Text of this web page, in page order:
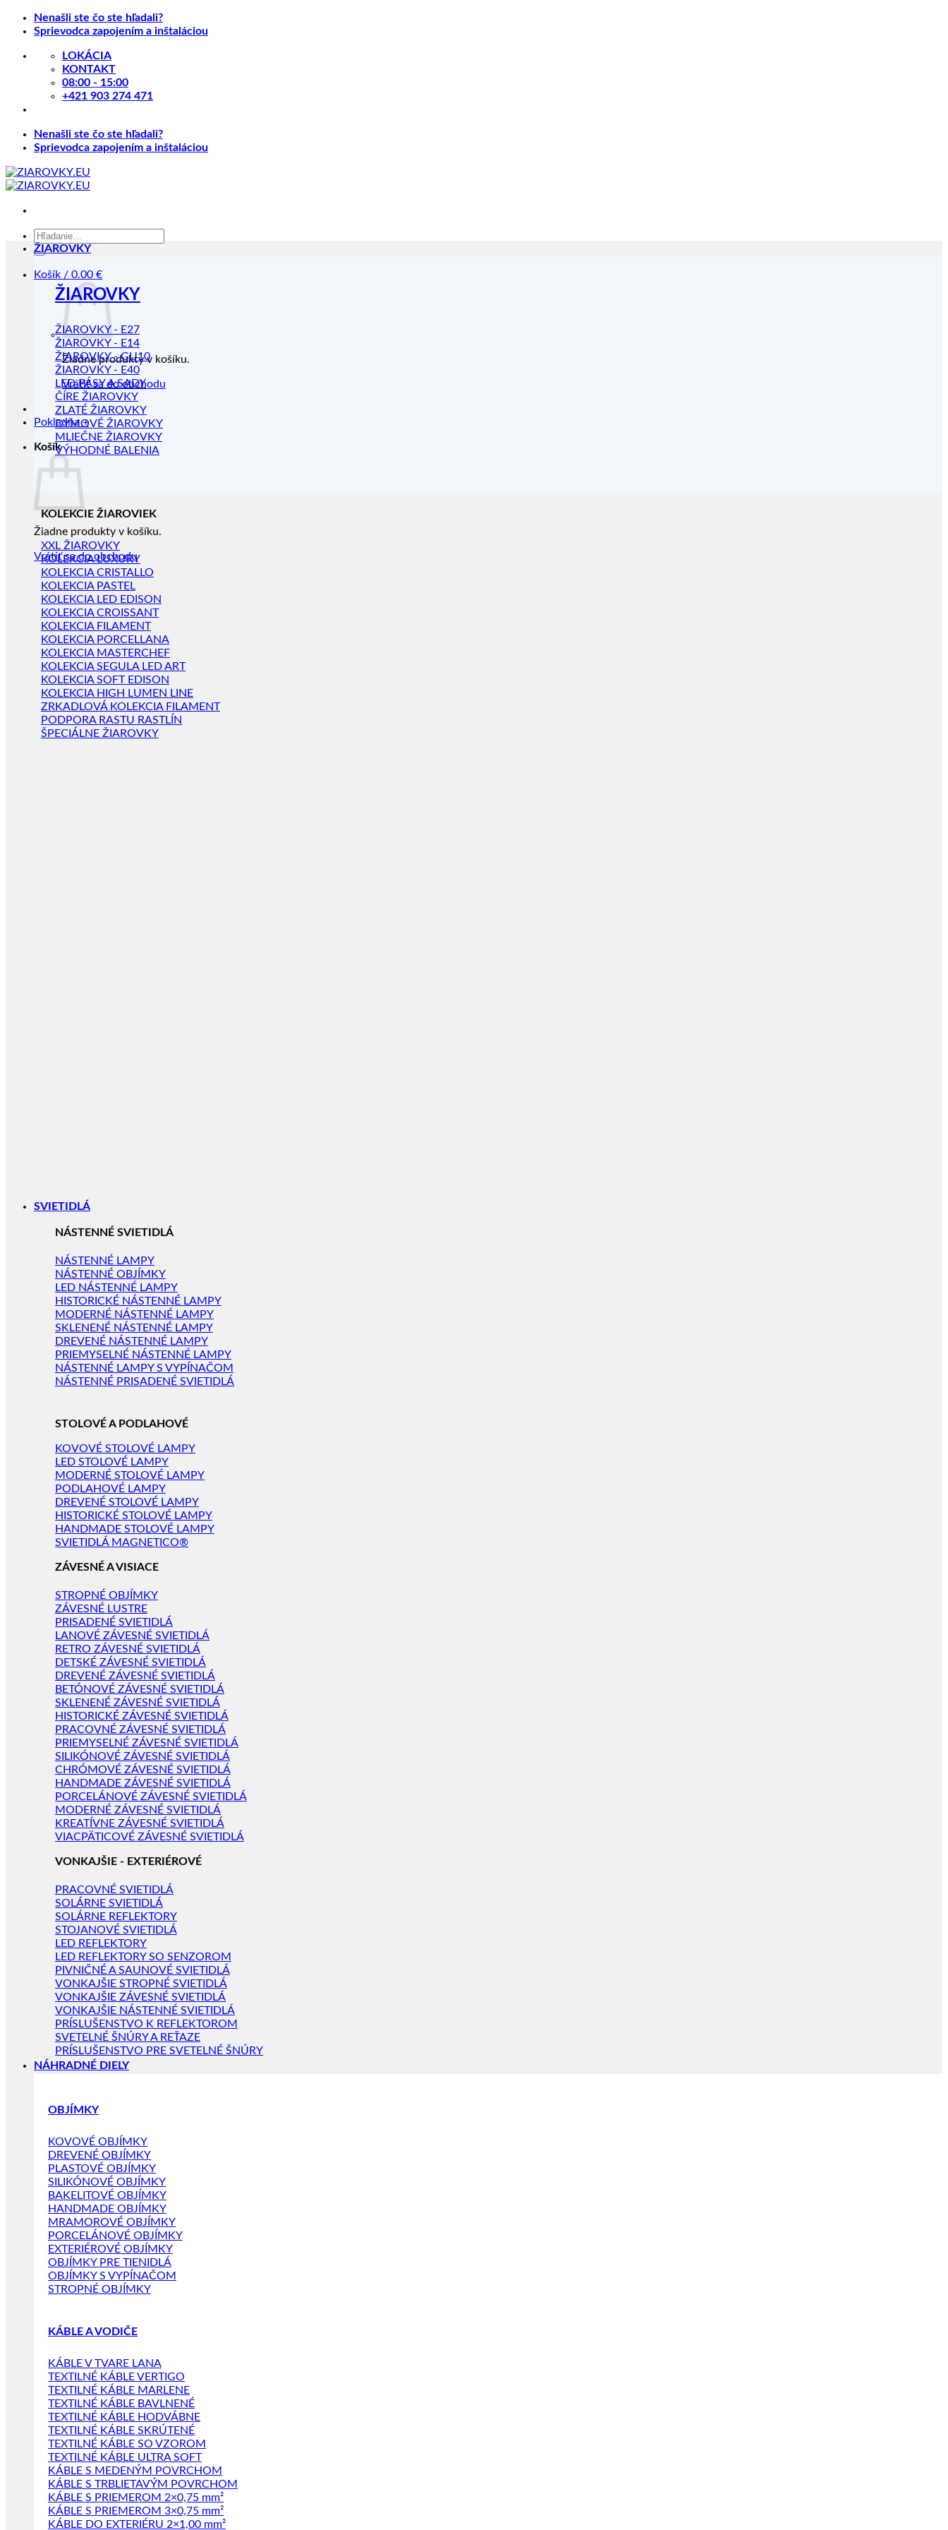
Skip
Nenašli ste čo ste hľadali?
Sprievodca zapojením a inštaláciou
LOKÁCIA
KONTAKT
08:00 - 15:00
+421 903 274 471
Nenašli ste čo ste hľadali?
Sprievodca zapojením a inštaláciou
Hľadať:
Košík / 0.00 €
Žiadne produkty v košíku.
Vrátiť sa do obchodu
Pokladňa +
Košík
Žiadne produkty v košíku.
Vrátiť sa do obchodu
ŽIAROVKY
ŽIAROVKY
ŽIAROVKY - E27
ŽIAROVKY - E14
ŽIAROVKY - GU10
ŽIAROVKY - E40
LED PÁSY A SADY
ČÍRE ŽIAROVKY
ZLATÉ ŽIAROVKY
DYMOVÉ ŽIAROVKY
MLIEČNE ŽIAROVKY
VÝHODNÉ BALENIA
KOLEKCIE ŽIAROVIEK
XXL ŽIAROVKY
KOLEKCIA LUXURY
KOLEKCIA CRISTALLO
KOLEKCIA PASTEL
KOLEKCIA LED EDISON
KOLEKCIA CROISSANT
KOLEKCIA FILAMENT
KOLEKCIA PORCELLANA
KOLEKCIA MASTERCHEF
KOLEKCIA SEGULA LED ART
KOLEKCIA SOFT EDISON
KOLEKCIA HIGH LUMEN LINE
ZRKADLOVÁ KOLEKCIA FILAMENT
PODPORA RASTU RASTLÍN
ŠPECIÁLNE ŽIAROVKY
SVIETIDLÁ
NÁSTENNÉ SVIETIDLÁ
NÁSTENNÉ LAMPY
NÁSTENNÉ OBJÍMKY
LED NÁSTENNÉ LAMPY
HISTORICKÉ NÁSTENNÉ LAMPY
MODERNÉ NÁSTENNÉ LAMPY
SKLENENÉ NÁSTENNÉ LAMPY
DREVENÉ NÁSTENNÉ LAMPY
PRIEMYSELNÉ NÁSTENNÉ LAMPY
NÁSTENNÉ LAMPY S VYPÍNAČOM
NÁSTENNÉ PRISADENÉ SVIETIDLÁ
STOLOVÉ A PODLAHOVÉ
KOVOVÉ STOLOVÉ LAMPY
LED STOLOVÉ LAMPY
MODERNÉ STOLOVÉ LAMPY
PODLAHOVÉ LAMPY
DREVENÉ STOLOVÉ LAMPY
HISTORICKÉ STOLOVÉ LAMPY
HANDMADE STOLOVÉ LAMPY
SVIETIDLÁ MAGNETICO®
ZÁVESNÉ A VISIACE
STROPNÉ OBJÍMKY
ZÁVESNÉ LUSTRE
PRISADENÉ SVIETIDLÁ
LANOVÉ ZÁVESNÉ SVIETIDLÁ
RETRO ZÁVESNÉ SVIETIDLÁ
DETSKÉ ZÁVESNÉ SVIETIDLÁ
DREVENÉ ZÁVESNÉ SVIETIDLÁ
BETÓNOVÉ ZÁVESNÉ SVIETIDLÁ
SKLENENÉ ZÁVESNÉ SVIETIDLÁ
HISTORICKÉ ZÁVESNÉ SVIETIDLÁ
PRACOVNÉ ZÁVESNÉ SVIETIDLÁ
PRIEMYSELNÉ ZÁVESNÉ SVIETIDLÁ
SILIKÓNOVÉ ZÁVESNÉ SVIETIDLÁ
CHRÓMOVÉ ZÁVESNÉ SVIETIDLÁ
HANDMADE ZÁVESNÉ SVIETIDLÁ
PORCELÁNOVÉ ZÁVESNÉ SVIETIDLÁ
MODERNÉ ZÁVESNÉ SVIETIDLÁ
KREATÍVNE ZÁVESNÉ SVIETIDLÁ
VIACPÄTICOVÉ ZÁVESNÉ SVIETIDLÁ
VONKAJŠIE - EXTERIÉROVÉ
PRACOVNÉ SVIETIDLÁ
SOLÁRNE SVIETIDLÁ
SOLÁRNE REFLEKTORY
STOJANOVÉ SVIETIDLÁ
LED REFLEKTORY
LED REFLEKTORY SO SENZOROM
PIVNIČNÉ A SAUNOVÉ SVIETIDLÁ
VONKAJŠIE STROPNÉ SVIETIDLÁ
VONKAJŠIE ZÁVESNÉ SVIETIDLÁ
VONKAJŠIE NÁSTENNÉ SVIETIDLÁ
PRÍSLUŠENSTVO K REFLEKTOROM
SVETELNÉ ŠNÚRY A REŤAZE
PRÍSLUŠENSTVO PRE SVETELNÉ ŠNÚRY
NÁHRADNÉ DIELY
OBJÍMKY
KOVOVÉ OBJÍMKY
DREVENÉ OBJÍMKY
PLASTOVÉ OBJÍMKY
SILIKÓNOVÉ OBJÍMKY
BAKELITOVÉ OBJÍMKY
HANDMADE OBJÍMKY
MRAMOROVÉ OBJÍMKY
PORCELÁNOVÉ OBJÍMKY
EXTERIÉROVÉ OBJÍMKY
OBJÍMKY PRE TIENIDLÁ
OBJÍMKY S VYPÍNAČOM
STROPNÉ OBJÍMKY
KÁBLE A VODIČE
KÁBLE V TVARE LANA
TEXTILNÉ KÁBLE VERTIGO
TEXTILNÉ KÁBLE MARLENE
TEXTILNÉ KÁBLE BAVLNENÉ
TEXTILNÉ KÁBLE HODVÁBNE
TEXTILNÉ KÁBLE SKRÚTENÉ
TEXTILNÉ KÁBLE SO VZOROM
TEXTILNÉ KÁBLE ULTRA SOFT
KÁBLE S MEDENÝM POVRCHOM
KÁBLE S TRBLIETAVÝM POVRCHOM
KÁBLE S PRIEMEROM 2×0,75 mm²
KÁBLE S PRIEMEROM 3×0,75 mm²
KÁBLE DO EXTERIÉRU 2×1,00 mm²